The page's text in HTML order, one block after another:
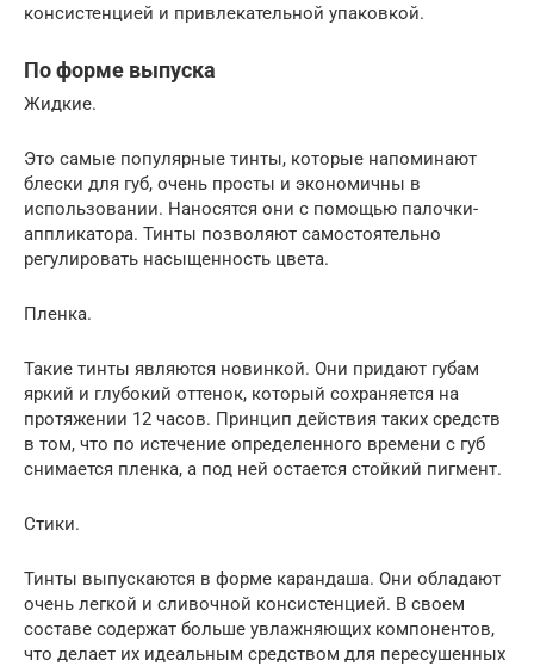
консистенцией и привлекательной упаковкой.
По форме выпуска
Жидкие.
Это самые популярные тинты, которые напоминают
блески для губ, очень просты и экономичны в
использовании. Наносятся они с помощью палочки-
аппликатора. Тинты позволяют самостоятельно
регулировать насыщенность цвета.
Пленка.
Такие тинты являются новинкой. Они придают губам
яркий и глубокий оттенок, который сохраняется на
протяжении 12 часов. Принцип действия таких средств
в том, что по истечение определенного времени с губ
снимается пленка, а под ней остается стойкий пигмент.
Стики.
Тинты выпускаются в форме карандаша. Они обладают
очень легкой и сливочной консистенцией. В своем
составе содержат больше увлажняющих компонентов,
что делает их идеальным средством для пересушенных